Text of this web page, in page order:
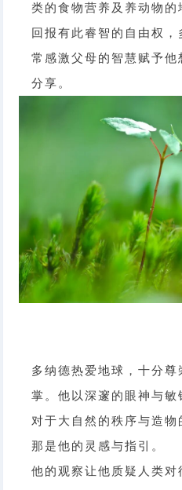
类的食物营养及养动物的
回报有此睿智的自由权，
常感激父母的智慧赋予
分享。
多纳德热爱地球，十分
掌。他以深邃的眼神与敏
对于大自然的秩序与造物
那是他的灵感与指引。
他的观察让他质疑人类